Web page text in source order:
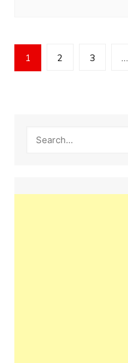
Pagination
des
1 2 3 …